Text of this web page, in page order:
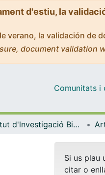
d'estiu, la
verano, la validación de
document validation
Comunitats i
Institut d'lnvestigació Biomèdica de Bellvitge (IDIBELL)
Si us plau
citar o